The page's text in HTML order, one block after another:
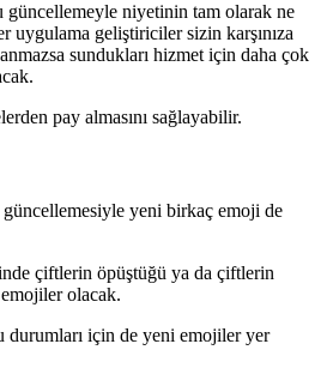
güncellemeyle niyetinin tam olarak ne
uygulama geliştiriciler sizin karşınıza
sundukları hizmet için daha çok
pay almasını sağlayabilir.
yeni birkaç emoji de
çiftlerin öpüştüğü ya da çiftlerin
olacak.
durumları için de yeni emojiler yer